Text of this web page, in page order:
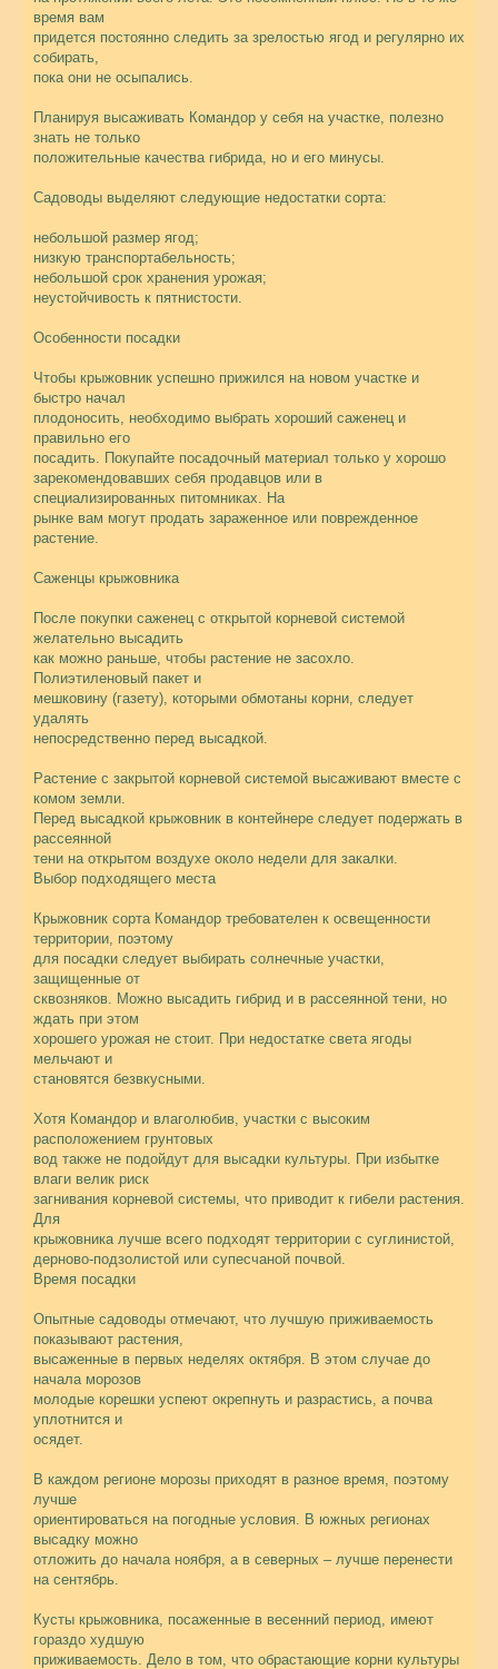
время вам
придется постоянно следить за зрелостью ягод и регулярно их
собирать,
пока они не осыпались.
Планируя высаживать Командор у себя на участке, полезно
знать не только
положительные качества гибрида, но и его минусы.
Садоводы выделяют следующие недостатки сорта:
небольшой размер ягод;
низкую транспортабельность;
небольшой срок хранения урожая;
неустойчивость к пятнистости.
Особенности посадки
Чтобы крыжовник успешно прижился на новом участке и
быстро начал
плодоносить, необходимо выбрать хороший саженец и
правильно его
посадить. Покупайте посадочный материал только у хорошо
зарекомендовавших себя продавцов или в
специализированных питомниках. На
рынке вам могут продать зараженное или поврежденное
растение.
Саженцы крыжовника
После покупки саженец с открытой корневой системой
желательно высадить
как можно раньше, чтобы растение не засохло.
Полиэтиленовый пакет и
мешковину (газету), которыми обмотаны корни, следует
удалять
непосредственно перед высадкой.
Растение с закрытой корневой системой высаживают вместе с
комом земли.
Перед высадкой крыжовник в контейнере следует подержать в
рассеянной
тени на открытом воздухе около недели для закалки.
Выбор подходящего места
Крыжовник сорта Командор требователен к освещенности
территории, поэтому
для посадки следует выбирать солнечные участки,
защищенные от
сквозняков. Можно высадить гибрид и в рассеянной тени, но
ждать при этом
хорошего урожая не стоит. При недостатке света ягоды
мельчают и
становятся безвкусными.
Хотя Командор и влаголюбив, участки с высоким
расположением грунтовых
вод также не подойдут для высадки культуры. При избытке
влаги велик риск
загнивания корневой системы, что приводит к гибели растения.
Для
крыжовника лучше всего подходят территории с суглинистой,
дерново-подзолистой или супесчаной почвой.
Время посадки
Опытные садоводы отмечают, что лучшую приживаемость
показывают растения,
высаженные в первых неделях октября. В этом случае до
начала морозов
молодые корешки успеют окрепнуть и разрастись, а почва
уплотнится и
осядет.
В каждом регионе морозы приходят в разное время, поэтому
лучше
ориентироваться на погодные условия. В южных регионах
высадку можно
отложить до начала ноября, а в северных – лучше перенести
на сентябрь.
Кусты крыжовника, посаженные в весенний период, имеют
гораздо худшую
приживаемость. Дело в том, что обрастающие корни культуры